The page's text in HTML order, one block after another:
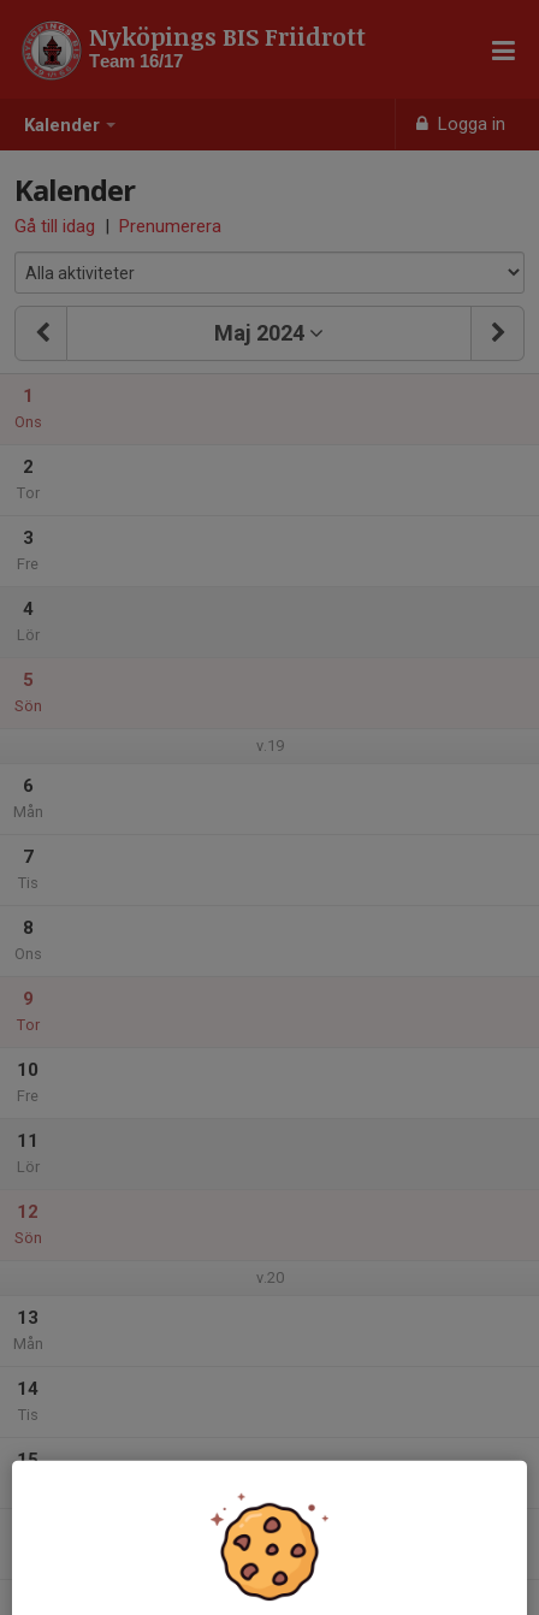
Kalender Logga in
Nyköpings BIS Friidrott
Team 16/17
Kalender
Gå till idag | Prenumerera
Maj 2024
1
Ons
2
Tor
3
Fre
4
Lör
5
Sön
v.19
6
Mån
7
Tis
8
Ons
9
Tor
10
Fre
11
Lör
12
Sön
v.20
13
Mån
14
Tis
15